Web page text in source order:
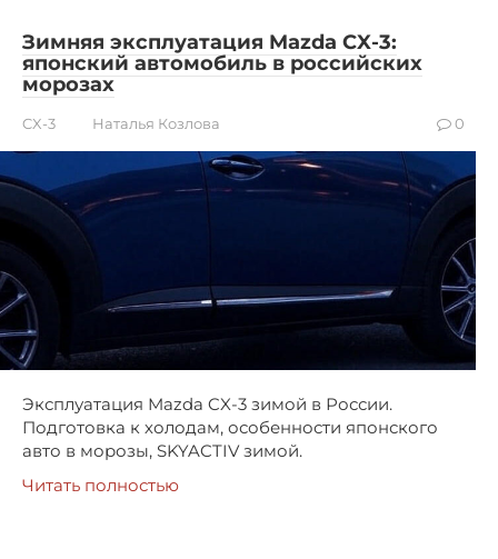
Зимняя эксплуатация Mazda CX-3:
японский автомобиль в российских
морозах
CX-3 Наталья Козлова 0
Эксплуатация Mazda CX-3 зимой в России.
Подготовка к холодам, особенности японского
авто в морозы, SKYACTIV зимой.
Читать полностью